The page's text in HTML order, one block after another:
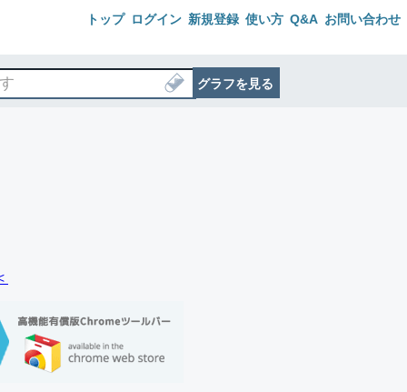
トップ ログイン 新規登録 使い方 Q&A お問い合わせ
グラフを見る